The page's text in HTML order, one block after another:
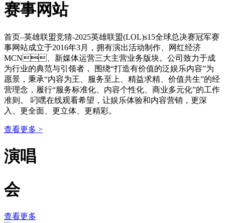
赛事网站
首页–英雄联盟竞猜-2025英雄联盟(LOL)s15全球总决赛冠军赛
事网站成立于2016年3月，拥有演出活动制作、网红经济
MCN、新媒体运营三大主营业务版块。公司致力于成
为行业的典范与引领者， 围绕“打造有价值的泛娱乐内容”为
愿景，秉承“内容为王、服务至上、精益求精、价值共生”的经
营理念，履行“服务标准化、内容个性化、商业多元化”的工作
准则。 叼嘿在线观看希望，让娱乐体验和内容营销，更深
入、更全面、更立体、更精彩。
查看更多 >
演唱
会
查看更多